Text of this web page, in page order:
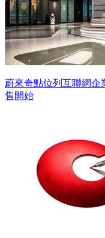
蔚來奇點位列互聯網企
售開始